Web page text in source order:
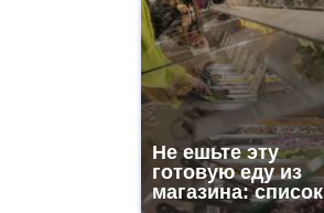
Не ешьте эту
готовую еду из
магазина: список